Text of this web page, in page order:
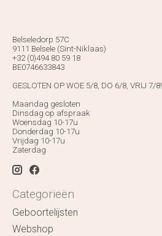
Belseledorp 57C
9111 Belsele (Sint-Niklaas)
+32 (0)494 80 59 18
BE0746633843
GESLOTEN OP WOE 5/8, DO 6/8, VRIJ 7/8!
Maandag gesloten
Dinsdag op afspraak
Woensdag 10-17u
Donderdag 10-17u
Vrijdag 10-17u
Zaterdag
Categorieën
Geboortelijsten
Webshop